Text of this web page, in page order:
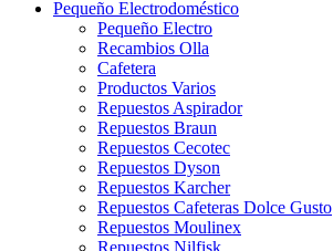
Pequeño Electrodoméstico
Pequeño Electro
Recambios Olla
Cafetera
Productos Varios
Repuestos Aspirador
Repuestos Braun
Repuestos Cecotec
Repuestos Dyson
Repuestos Karcher
Repuestos Cafeteras Dolce Gusto
Repuestos Moulinex
Repuestos Nilfisk